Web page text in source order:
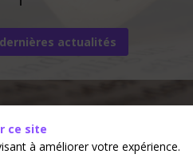
actualités
ce site
à améliorer votre expérience.